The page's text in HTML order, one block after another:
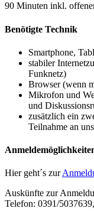
90 Minuten inkl.
Benötigte Technik
Smartphone,
stabiler
Funknetz)
Browser (wenn
Mikrofon und
und
zusätzlich ein
Teilnahme an
Hier geht´s zur
Auskünfte zur
Telefon: 0391/